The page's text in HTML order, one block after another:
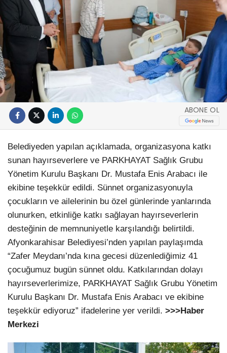
ABONE OL
Belediyeden yapılan açıklamada, organizasyona katkı
sunan hayırseverlere ve PARKHAYAT Sağlık Grubu
Yönetim Kurulu Başkanı Dr. Mustafa Enis Arabacı ile
ekibine teşekkür edildi. Sünnet organizasyonuyla
çocukların ve ailelerinin bu özel günlerinde yanlarında
olunurken, etkinliğe katkı sağlayan hayırseverlerin
desteğinin de memnuniyetle karşılandığı belirtildi.
Afyonkarahisar Belediyesi’nden yapılan paylaşımda
“Zafer Meydanı’nda kına gecesi düzenlediğimiz 41
çocuğumuz bugün sünnet oldu. Katkılarından dolayı
hayırseverlerimize, PARKHAYAT Sağlık Grubu Yönetim
Kurulu Başkanı Dr. Mustafa Enis Arabacı ve ekibine
teşekkür ediyoruz” ifadelerine yer verildi. >>>Haber
Merkezi